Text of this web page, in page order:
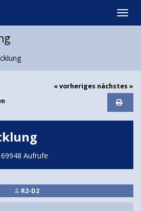
« vorheriges nächstes »
69948 Aufrufe
R2-D2